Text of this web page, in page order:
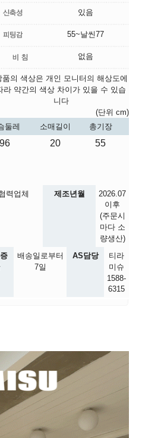
있음
55~날씬77
없음
품의 색상은 개인 모니터의 해상도에
라 약간의 색상 차이가 있을 수 있습
니다
(단위 cm)
둘레 소매길이
총기장
96 20 55
력업체 제조년월
2026.07
이후
(주문시
마다 소
량생산)
배송일로부터
7일
AS담당
티라
미슈
1588-
6315